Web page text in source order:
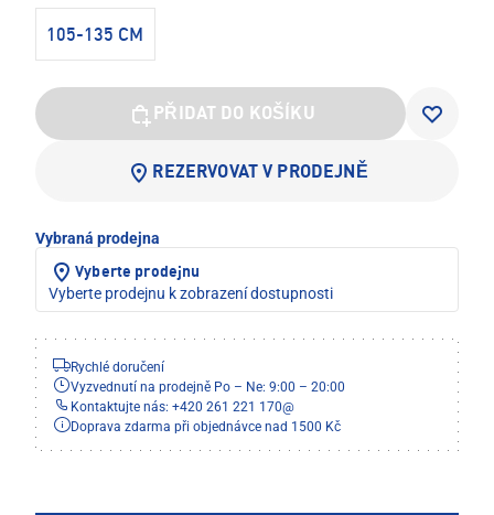
105-135 CM
PŘIDAT DO KOŠÍKU
REZERVOVAT V PRODEJNĚ
Vybraná prodejna
Vyberte prodejnu
Vyberte prodejnu k zobrazení dostupnosti
Rychlé doručení
Vyzvednutí na prodejně Po – Ne: 9:00 – 20:00
Kontaktujte nás: +420 261 221 170@
Doprava zdarma při objednávce nad 1500 Kč